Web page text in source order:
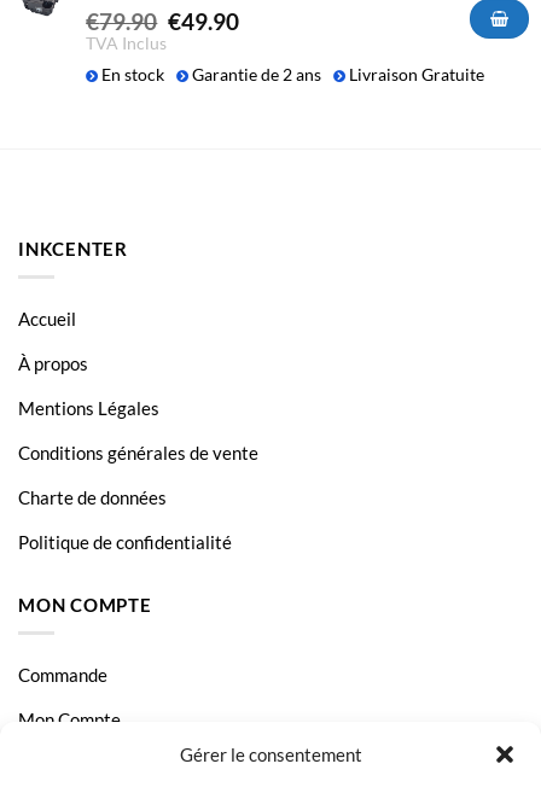
Gérer le consentement
€79.90
Le
initial
€49.90Le
actuel
TVA Inclus
En stock
Garantie de 2 ans Livraison Gratuite
INKCENTER
Accueil
À propos
Mentions Légales
Conditions générales de vente
Charte de données
Politique de confidentialité
MON COMPTE
Commande
Mon Compte
Livraison et Paiement